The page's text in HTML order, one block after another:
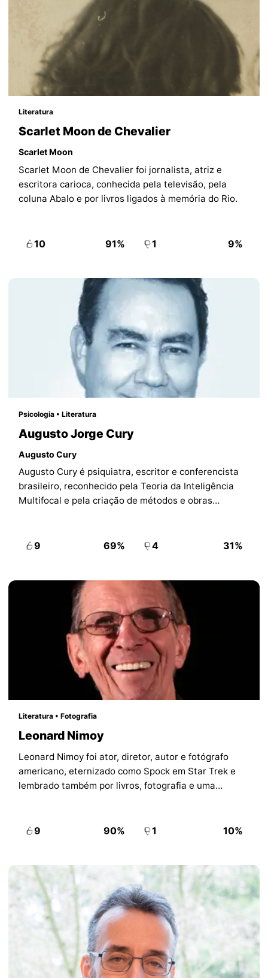
Literatura
Scarlet Moon de Chevalier
Scarlet Moon
Scarlet Moon de Chevalier foi jornalista, atriz e
escritora carioca, conhecida pela televisão, pela
coluna Abalo e por livros ligados à memória do Rio.
10 91% 1 9%
Psicologia • Literatura
Augusto Jorge Cury
Augusto Cury
Augusto Cury é psiquiatra, escritor e conferencista
brasileiro, reconhecido pela Teoria da Inteligência
Multifocal e pela criação de métodos e obras
9 69% 4 31%
Literatura • Fotografia
Leonard Nimoy
Leonard Nimoy foi ator, diretor, autor e fotógrafo
americano, eternizado como Spock em Star Trek e
lembrado também por livros, fotografia e uma
9 90% 1 10%